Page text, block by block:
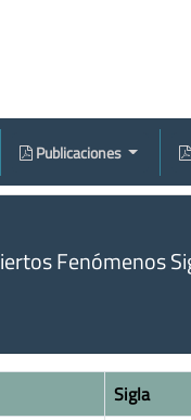
Publicaciones
Fenómenos
Sigla